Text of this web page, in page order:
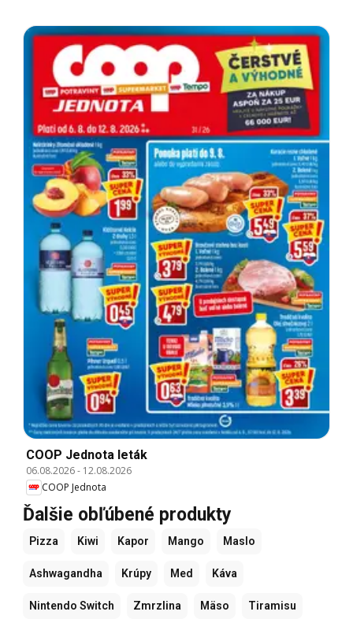
COOP Jednota leták
06.08.2026- 12.08.2026
COOP Jednota
Ďalšie obľúbené produkty
Pizza Kiwi Kapor Mango Maslo
Ashwagandha Krúpy Med Káva
Nintendo Switch Zmrzlina Mäso Tiramisu